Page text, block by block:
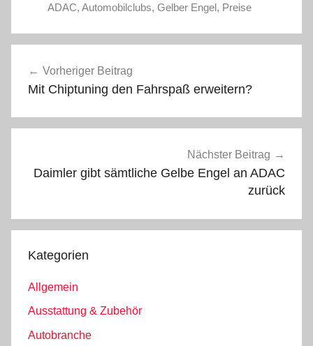
ADAC, Automobilclubs, Gelber Engel, Preise
Vorheriger Beitrag
Mit Chiptuning den Fahrspaß erweitern?
Nächster Beitrag
Daimler gibt sämtliche Gelbe Engel an ADAC
zurück
Kategorien
Allgemein
Ausstattung & Zubehör
Autobranche